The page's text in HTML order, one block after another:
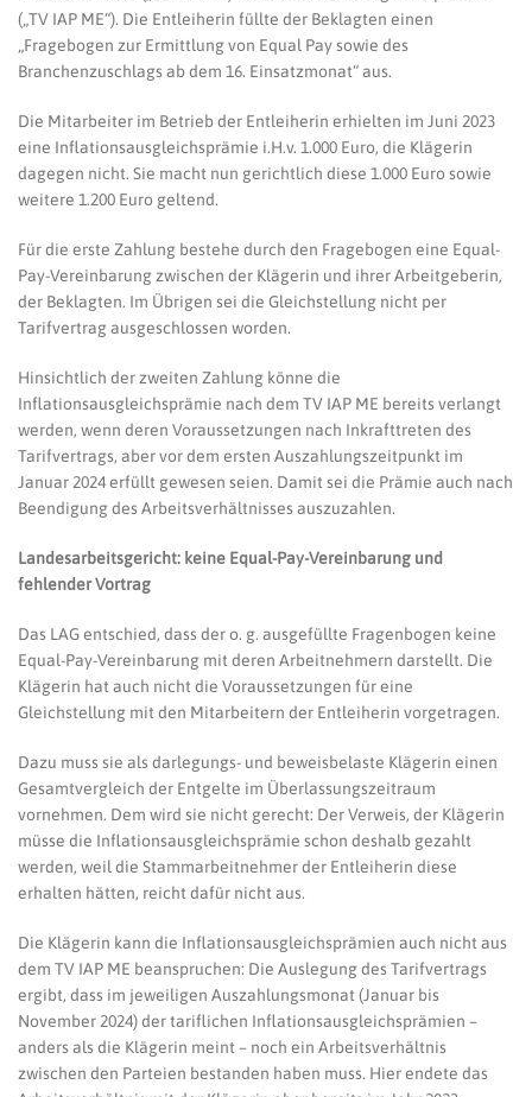
(„TV IAP ME“). Die Entleiherin füllte der Beklagten einen
„Fragebogen zur Ermittlung von Equal Pay sowie des
Branchenzuschlags ab dem 16. Einsatzmonat“ aus.
Die Mitarbeiter im Betrieb der Entleiherin erhielten im Juni 2023
eine Inflationsausgleichsprämie i.H.v. 1.000 Euro, die Klägerin
dagegen nicht. Sie macht nun gerichtlich diese 1.000 Euro sowie
weitere 1.200 Euro geltend.
Für die erste Zahlung bestehe durch den Fragebogen eine Equal-
Pay-Vereinbarung zwischen der Klägerin und ihrer Arbeitgeberin,
der Beklagten. Im Übrigen sei die Gleichstellung nicht per
Tarifvertrag ausgeschlossen worden.
Hinsichtlich der zweiten Zahlung könne die
Inflationsausgleichsprämie nach dem TV IAP ME bereits verlangt
werden, wenn deren Voraussetzungen nach Inkrafttreten des
Tarifvertrags, aber vor dem ersten Auszahlungszeitpunkt im
Januar 2024 erfüllt gewesen seien. Damit sei die Prämie auch nach
Beendigung des Arbeitsverhältnisses auszuzahlen.
Landesarbeitsgericht: keine Equal-Pay-Vereinbarung und
fehlender Vortrag
Das LAG entschied, dass der o. g. ausgefüllte Fragenbogen keine
Equal-Pay-Vereinbarung mit deren Arbeitnehmern darstellt. Die
Klägerin hat auch nicht die Voraussetzungen für eine
Gleichstellung mit den Mitarbeitern der Entleiherin vorgetragen.
Dazu muss sie als darlegungs- und beweisbelaste Klägerin einen
Gesamtvergleich der Entgelte im Überlassungszeitraum
vornehmen. Dem wird sie nicht gerecht: Der Verweis, der Klägerin
müsse die Inflationsausgleichsprämie schon deshalb gezahlt
werden, weil die Stammarbeitnehmer der Entleiherin diese
erhalten hätten, reicht dafür nicht aus.
Die Klägerin kann die Inflationsausgleichsprämien auch nicht aus
dem TV IAP ME beanspruchen: Die Auslegung des Tarifvertrags
ergibt, dass im jeweiligen Auszahlungsmonat (Januar bis
November 2024) der tariflichen Inflationsausgleichsprämien –
anders als die Klägerin meint – noch ein Arbeitsverhältnis
zwischen den Parteien bestanden haben muss. Hier endete das